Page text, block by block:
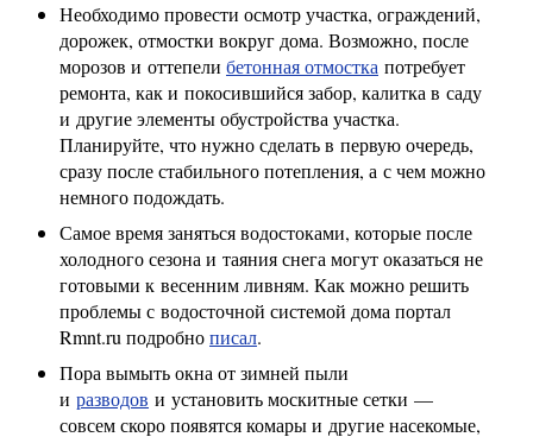
Необходимо провести осмотр участка, ограждений,
дорожек, отмостки вокруг дома. Возможно, после
морозов и оттепели бетонная отмостка потребует
ремонта, как и покосившийся забор, калитка в саду
и другие элементы обустройства участка.
Планируйте, что нужно сделать в первую очередь,
сразу после стабильного потепления, а с чем можно
немного подождать.
Самое время заняться водостоками, которые после
холодного сезона и таяния снега могут оказаться не
готовыми к весенним ливням. Как можно решить
проблемы с водосточной системой дома портал
Rmnt.ru подробнописал.
Пора вымыть окна от зимней пыли
и разводов и установить москитные сетки —
совсем скоро появятся комары и другие насекомые,